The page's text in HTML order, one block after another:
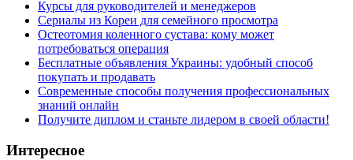
Курсы для руководителей и менеджеров
Сериалы из Кореи для семейного просмотра
Остеотомия коленного сустава: кому может
потребоваться операция
Бесплатные объявления Украины: удобный способ
покупать и продавать
Современные способы получения профессиональных
знаний онлайн
Получите диплом и станьте лидером в своей области!
Интересное